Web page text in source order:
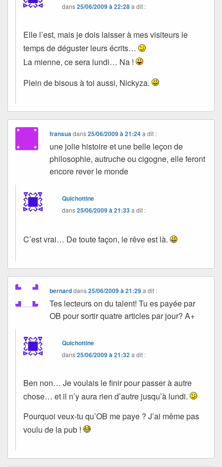
dans25/06/2009 à 22:28a dit :
Elle l’est, mais je dois laisser à mes visiteurs le
temps de déguster leurs écrits…
La mienne, ce sera lundi… Na !
Plein de bisous à toi aussi, Nickyza.
fransuadans25/06/2009 à 21:24 a dit :
une jolie histoire et une belle leçon de
philosophie, autruche ou cigogne, elle feront
encore rever le monde
Quichottine
dans25/06/2009 à 21:33a dit :
C’est vrai… De toute façon, le rêve est là.
bernarddans25/06/2009 à 21:29 a dit :
Tes lecteurs on du talent! Tu es payée par
OB pour sortir quatre articles par jour? A+
Quichottine
dans25/06/2009 à 21:32a dit :
Ben non… Je voulais le finir pour passer à autre
chose… et il n’y aura rien d’autre jusqu’à lundi.
Pourquoi veux-tu qu’OB me paye ? J’ai même pas
voulu de la pub !